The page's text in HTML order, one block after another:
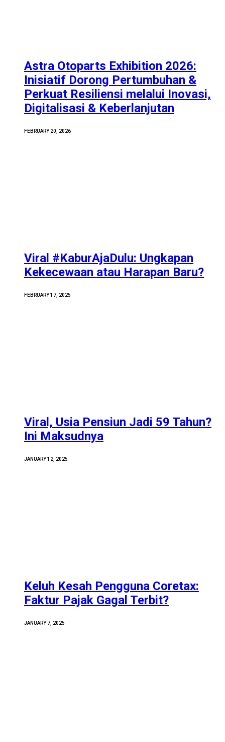
Astra Otoparts Exhibition 2026:
Inisiatif Dorong Pertumbuhan &
Perkuat Resiliensi melalui Inovasi,
Digitalisasi & Keberlanjutan
FEBRUARY 20, 2026
Viral #KaburAjaDulu: Ungkapan
Kekecewaan atau Harapan Baru?
FEBRUARY 17, 2025
Viral, Usia Pensiun Jadi 59 Tahun?
Ini Maksudnya
JANUARY 12, 2025
Keluh Kesah Pengguna Coretax:
Faktur Pajak Gagal Terbit?
JANUARY 7, 2025